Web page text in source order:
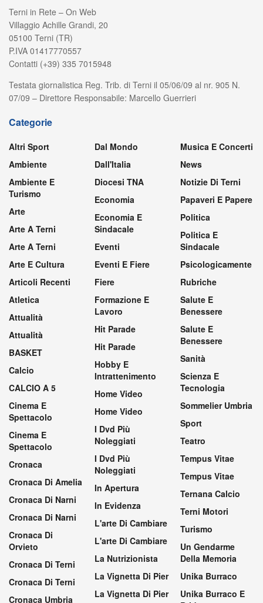
Terni in Rete – On Web
Villaggio Achille Grandi, 20
05100 Terni (TR)
P.IVA 01417770557
Contatti (+39) 335 7015948
Testata giornalistica Reg. Trib. di Terni il 05/06/09 al nr. 905 N.
07/09 – Direttore Responsabile: Marcello Guerrieri
Categorie
Altri Sport
Ambiente
Ambiente E
Turismo
Arte
Arte A Terni
Arte A Terni
Arte E Cultura
Articoli Recenti
Atletica
Attualità
Attualità
BASKET
Calcio
CALCIO A 5
Cinema E
Spettacolo
Cinema E
Spettacolo
Cronaca
Cronaca Di Amelia
Cronaca Di Narni
Cronaca Di Narni
Cronaca Di
Orvieto
Cronaca Di Terni
Cronaca Di Terni
Cronaca Umbria
Dal Mondo
Dall'Italia
Diocesi TNA
Economia
Economia E
Sindacale
Eventi
Eventi E Fiere
Fiere
Formazione E
Lavoro
Hit Parade
Hit Parade
Hobby E
Intrattenimento
Home Video
Home Video
I Dvd Più
Noleggiati
I Dvd Più
Noleggiati
In Apertura
In Evidenza
L'arte Di Cambiare
L'arte Di Cambiare
La Nutrizionista
La Vignetta Di Pier
La Vignetta Di Pier
Musica E Concerti
News
Notizie Di Terni
Papaveri E Papere
Politica
Politica E
Sindacale
Psicologicamente
Rubriche
Salute E
Benessere
Salute E
Benessere
Sanità
Scienza E
Tecnologia
Sommelier Umbria
Sport
Teatro
Tempus Vitae
Tempus Vitae
Ternana Calcio
Terni Motori
Turismo
Un Gendarme
Della Memoria
Unika Burraco
Unika Burraco E